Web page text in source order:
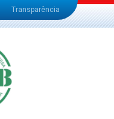
Transparência